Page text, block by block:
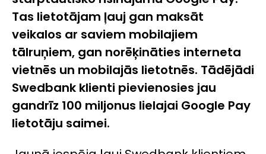
Tas lietotājam ļauj gan maksāt
veikalos ar saviem mobilajiem
tālruņiem, gan norēķināties interneta
vietnēs un mobilajās lietotnēs. Tādējādi
Swedbank klienti pievienosies jau
gandrīz 100 miljonus lielajai Google Pay
lietotāju saimei.